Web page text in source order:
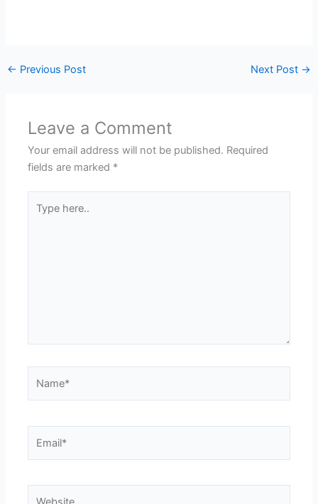
← Previous Post Next Post →
Leave a Comment
Your email address will not be published. Required
fields are marked *
here..